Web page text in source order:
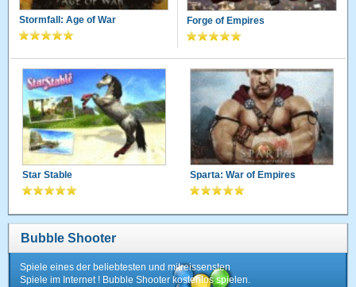
Stormfall: Age of War Forge of Empires
Star Stable Sparta: War of Empires
Bubble Shooter
Spiele eines der beliebtesten und mitreissensten
Spiele im Internet ! Bubble Shooter kostenlos spielen.